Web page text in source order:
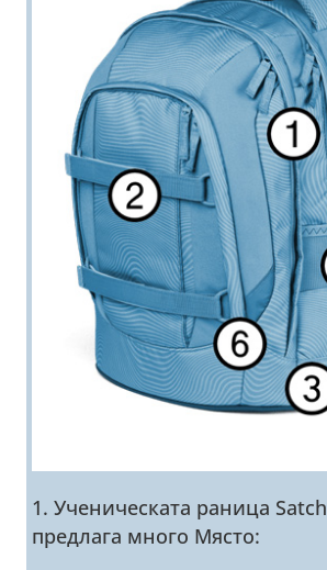
1. Ученическата раница
предлага много Място: